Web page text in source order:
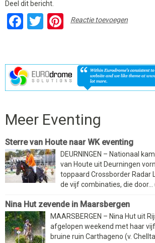
Deel dit bericht.
Facebook
TwitterPinterest
Reactie toevoegen
Meer Eventing
Sterre van Houte naar WK eventing
DEURNINGEN – Nationaal
van Houte uit Deurningen
toppaard Crossborder Radar
de vijf combinaties, die
Nina Hut zevende in Maarsbergen
MAARSBERGEN – Nina Hut uit
afgelopen weekend met haar
bruine ruin Carthageno (v.